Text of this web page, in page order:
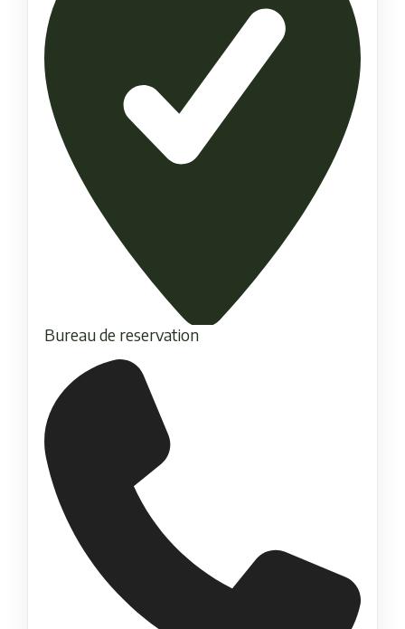
Bureau de reservation